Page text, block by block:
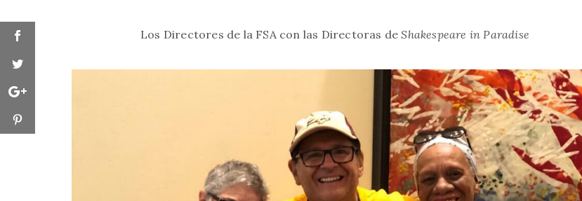
Los Directores de la FSA con las Directoras de Shakespeare in Paradise